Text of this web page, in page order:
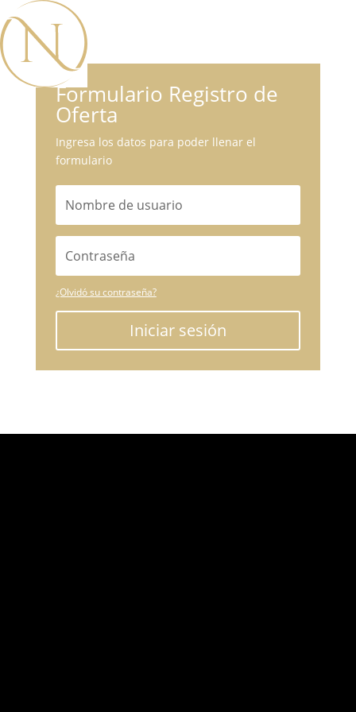
Formulario Registro de
Oferta
Ingresa los datos para poder llenar el
formulario
¿Olvidó su contraseña?
Iniciar sesión